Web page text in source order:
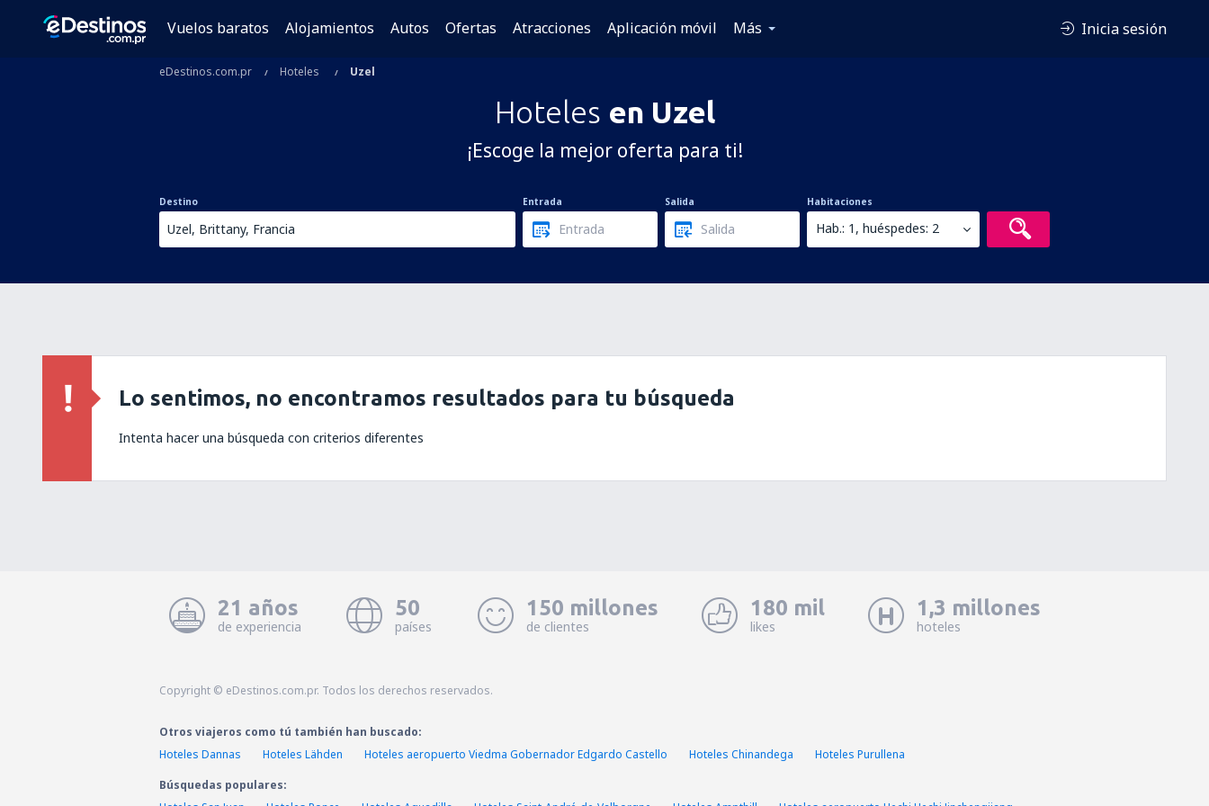
Vuelos baratos Alojamientos Autos Ofertas Atracciones Aplicación móvil Más Inicia sesión
eDestinos.com.pr Hoteles Uzel
Hoteles en Uzel
¡Escoge la mejor oferta para ti!
Destino Entrada Salida Habitaciones
Hab.: 1, huéspedes: 2
Lo sentimos, no encontramos resultados para tu búsqueda
Intenta hacer una búsqueda con criterios diferentes
21 años
de experiencia
50
países
150 millones
de clientes
180 mil
likes
1,3 millones
hoteles
Copyright © eDestinos.com.pr. Todos los derechos reservados.
Otros viajeros como tú también han buscado:
Hoteles Dannas
Hoteles Lähden Hoteles aeropuerto Viedma Gobernador Edgardo Castello Hoteles Chinandega
Hoteles Purullena
Búsquedas populares: